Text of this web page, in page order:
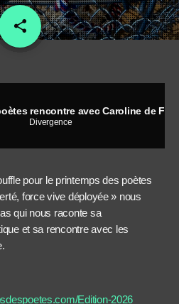
share
email
Divergence
pour le printemps des poètes
force vive déployée » nous
qui nous raconte sa
et sa rencontre avec les
Edition-2026